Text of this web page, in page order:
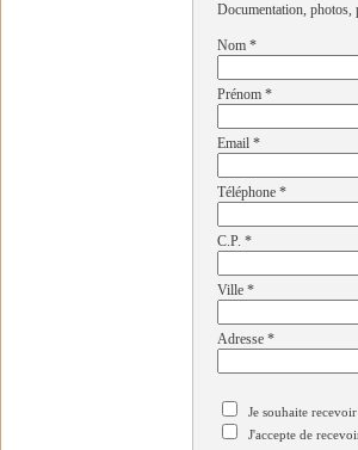
Documentation, photos,
Nom *
Prénom *
Email *
Téléphone *
C.P. *
Ville *
Adresse *
Je souhaite
J'accepte de